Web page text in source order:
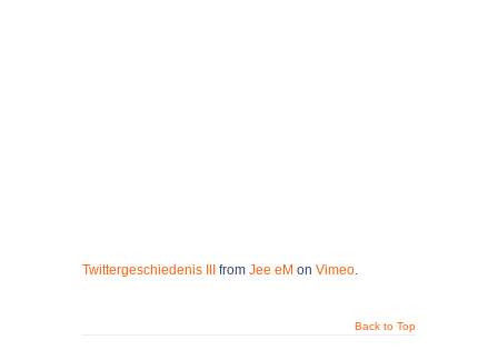
Twittergeschiedenis III from Jee eM on Vimeo.
Back to Top